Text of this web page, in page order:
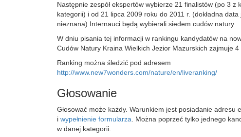
Następnie zespół ekspertów wybierze 21 finalistów (po 3 z
kategorii) i od 21 lipca 2009 roku do 2011 r. (dokładna data
nieznana) Internauci będą wybierali siedem cudów natury.
W dniu pisania tej informacji w rankingu kandydatów na
Cudów Natury Kraina Wielkich Jezior Mazurskich zajmuje 4
Ranking można śledzić pod adresem
http://www.new7wonders.com/nature/en/liveranking/
Głosowanie
Głosować może każdy. Warunkiem jest posiadanie adresu
i wypełnienie formularza . Można poprzeć tylko jednego
w danej kategorii.